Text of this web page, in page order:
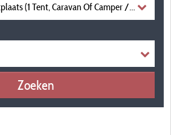
(1 Tent, Caravan Of Camper / 1 Auto /
Zoeken